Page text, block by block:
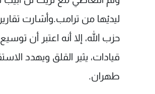
ليديْها من ترامب.وأشارت
حزب الله، إلا أنه اعتبر أن
قيادات، يثير القلق ويهدد
طهران.